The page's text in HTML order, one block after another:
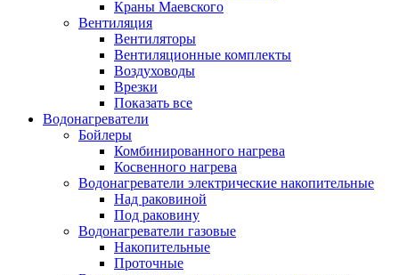
Краны Маевского
Вентиляция
Вентиляторы
Вентиляционные комплекты
Воздуховоды
Врезки
Показать все
Водонагреватели
Бойлеры
Комбинированного нагрева
Косвенного нагрева
Водонагреватели электрические накопительные
Над раковиной
Под раковину
Водонагреватели газовые
Накопительные
Проточные